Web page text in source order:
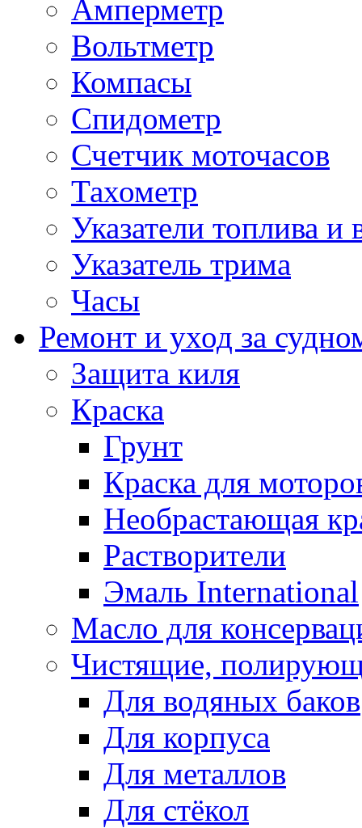
Амперметр
Вольтметр
Компасы
Спидометр
Счетчик моточасов
Тахометр
Указатели топлива и
Указатель трима
Часы
Ремонт и уход за
Защита киля
Краска
Грунт
Краска для
Необрастающая
Растворители
Эмаль International
Масло для
Чистящие,
Для водяных баков
Для корпуса
Для металлов
Для стёкол